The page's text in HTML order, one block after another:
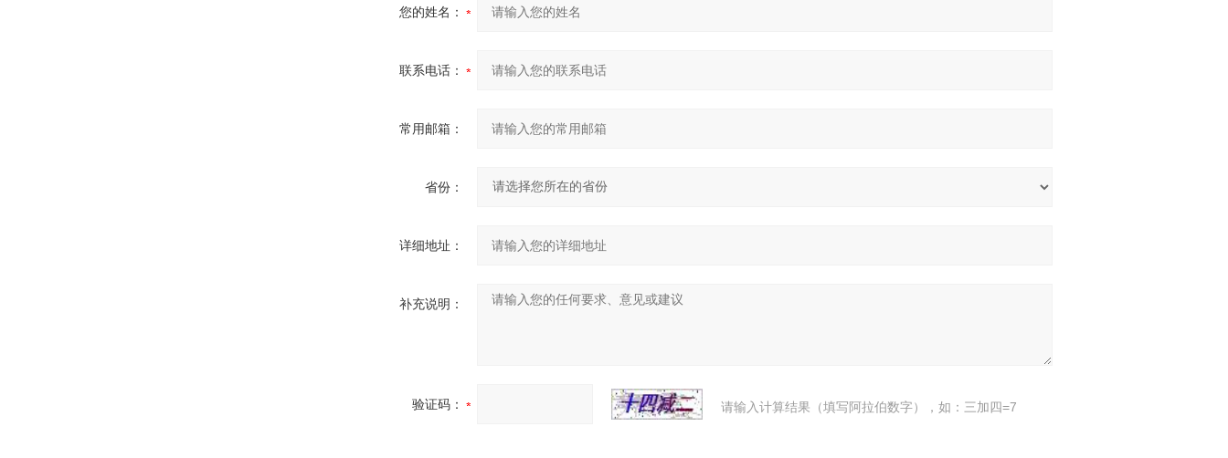
您的姓名：
联系电话：
常用邮箱：
省份：
详细地址：
补充说明：
验证码： 请输入计算结果（填写阿拉伯数字），如：三加四=7